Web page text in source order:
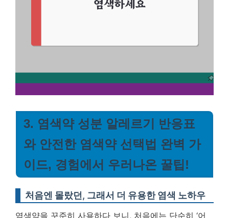
3. 염색약 성분 알레르기 반응표
와 안전한 염색약 선택법 완벽 가
이드, 경험에서 우러나온 꿀팁!
처음엔 몰랐던, 그래서 더 유용한 염색 노하우
염색약을 꾸준히 사용하다 보니, 처음에는 단순히 ‘어